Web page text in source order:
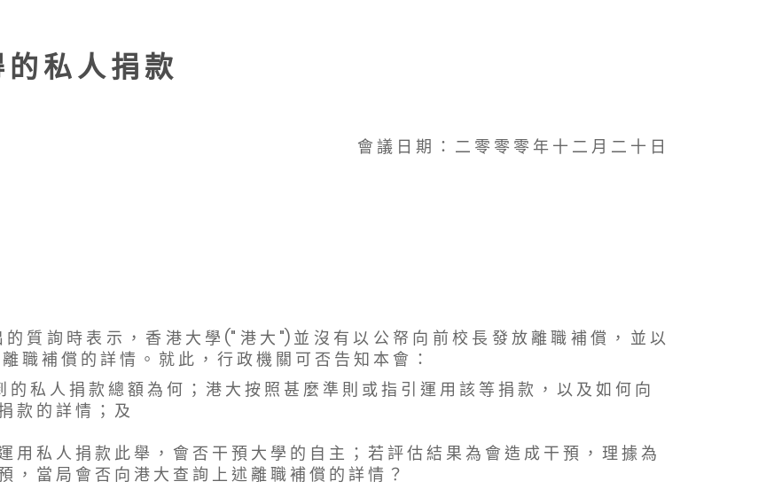
私 人 捐 款
會 議 日 期 ： 二 零 零 零 年 十 二 月 二 十 日
質 詢 時 表 示 ， 香 港 大 學 (" 港 大 ") 並 沒 有 以 公 帑 向 前 校 長 發 放 離 職 補 償 ， 並 以
職 補 償 的 詳 情 。 就 此 ， 行 政 機 關 可 否 告 知 本 會 ：
的 私 人 捐 款 總 額 為 何 ； 港 大 按 照 甚 麼 準 則 或 指 引 運 用 該 等 捐 款 ， 以 及 如 何 向
款 的 詳 情 ； 及
用 私 人 捐 款 此 舉 ， 會 否 干 預 大 學 的 自 主 ； 若 評 估 結 果 為 會 造 成 干 預 ， 理 據 為
， 當 局 會 否 向 港 大 查 詢 上 述 離 職 補 償 的 詳 情 ？